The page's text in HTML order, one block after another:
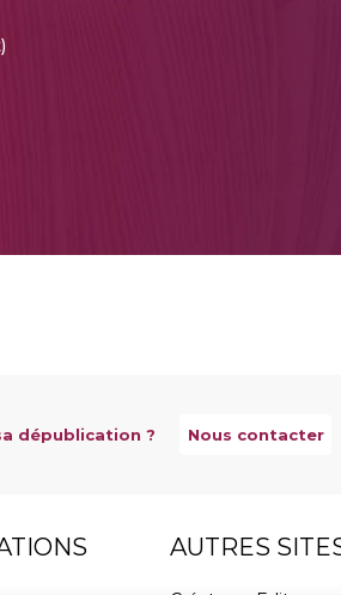
dépublication ? Nous contacter
AUTRES